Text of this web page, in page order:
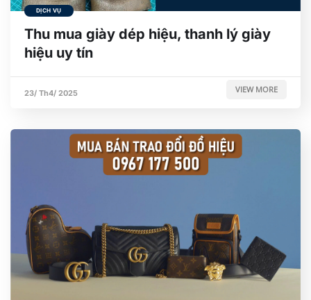
DỊCH VỤ
Thu mua giày dép hiệu, thanh lý giày
hiệu uy tín
23/ Th4/ 2025 VIEW MORE